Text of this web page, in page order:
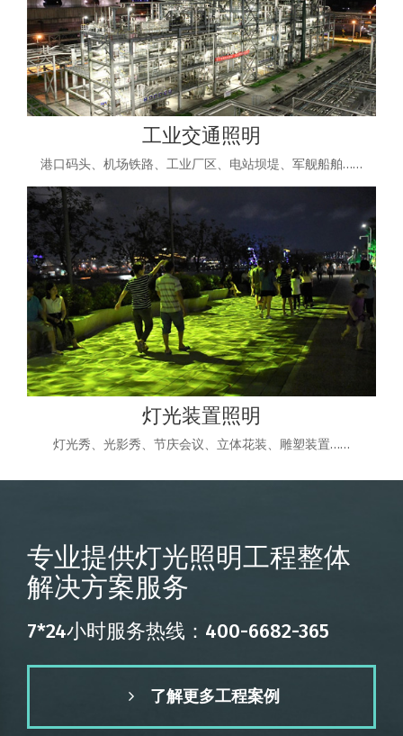
工业交通照明
港口码头、机场铁路、工业厂区、电站坝堤、军舰船舶……
灯光装置照明
灯光秀、光影秀、节庆会议、立体花装、雕塑装置……
专业提供灯光照明工程整体
解决方案服务
7*24小时服务热线：400-6682-365
了解更多工程案例